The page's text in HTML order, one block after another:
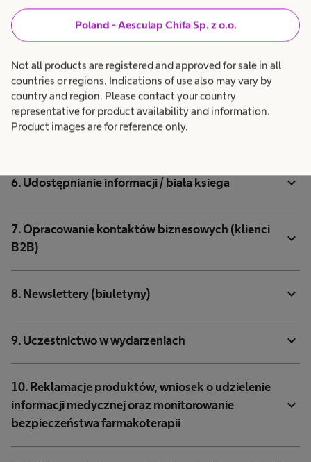
Poland - Aesculap Chifa Sp. z o.o.
Not all products are registered and approved for sale in all
countries or regions. Indications of use also may vary by
country and region. Please contact your country
representative for product availability and information.
Product images are for reference only.
3. Współpraca z partnerami handlowymi w
środowisku B2B
expand_more
4. Badania satysfkacji klientów
5. Zwiedzanie zakładu produkcyjnego
6. Udostępnianie informacji / biała ksiega expand_more
7. Opracowanie kontaktów biznesowych (klienci
B2B)
expand_more
8. Newslettery (biuletyny) expand_more
9. Uczestnictwo w wydarzeniach expand_more
10. Reklamacje produktów, wniosek o udzielenie
informacji medycznej oraz monitorowanie
bezpieczeństwa farmakoterapii
expand_more